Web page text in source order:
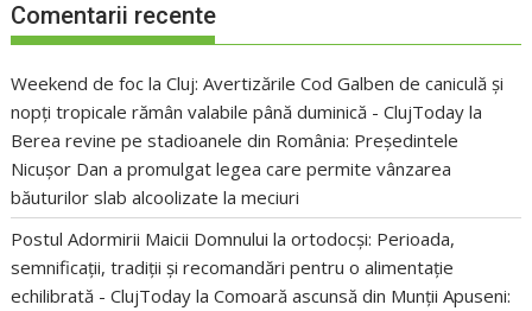
Comentarii recente
Weekend de foc la Cluj: Avertizările Cod Galben de caniculă și
nopți tropicale rămân valabile până duminică - ClujToday la
Berea revine pe stadioanele din România: Președintele
Nicușor Dan a promulgat legea care permite vânzarea
băuturilor slab alcoolizate la meciuri
Postul Adormirii Maicii Domnului la ortodocși: Perioada,
semnificații, tradiții și recomandări pentru o alimentație
echilibrată - ClujToday laComoară ascunsă din Munții Apuseni: